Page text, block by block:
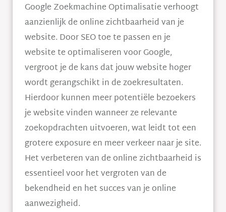
Google Zoekmachine Optimalisatie verhoogt
aanzienlijk de online zichtbaarheid van je
website. Door SEO toe te passen en je
website te optimaliseren voor Google,
vergroot je de kans dat jouw website hoger
wordt gerangschikt in de zoekresultaten.
Hierdoor kunnen meer potentiële bezoekers
je website vinden wanneer ze relevante
zoekopdrachten uitvoeren, wat leidt tot een
grotere exposure en meer verkeer naar je site.
Het verbeteren van de online zichtbaarheid is
essentieel voor het vergroten van de
bekendheid en het succes van je online
aanwezigheid.